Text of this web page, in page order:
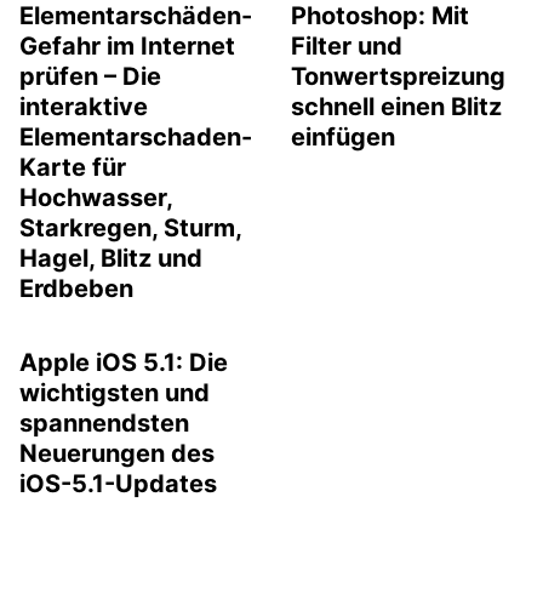
Elementarschäden-
Gefahr im Internet
prüfen – Die
interaktive
Elementarschaden-
Karte für
Hochwasser,
Starkregen, Sturm,
Hagel, Blitz und
Erdbeben
Photoshop: Mit
Filter und
Tonwertspreizung
schnell einen Blitz
einfügen
Apple iOS 5.1: Die
wichtigsten und
spannendsten
Neuerungen des
iOS-5.1-Updates